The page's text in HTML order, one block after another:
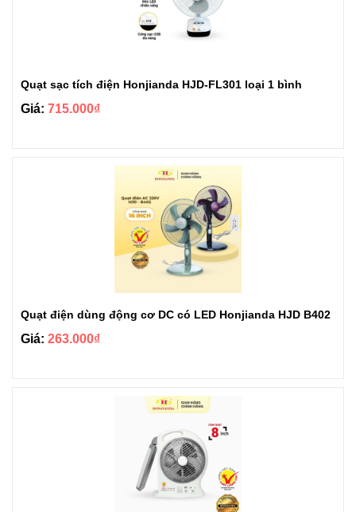
Quạt sạc tích điện Honjianda HJD-FL301 loại 1 bình
Giá: 715.000₫
Quạt điện dùng động cơ DC có LED Honjianda HJD B402
Giá: 263.000₫